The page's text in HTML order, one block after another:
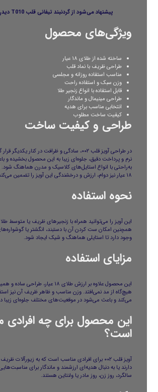
پیشنهاد می‌شود ازگردنبند تیفانی قلب T010
ویژگی‌های محصول
ساخته شده از طلای ۱۸ عیار
طراحی ظریف با نماد قلب
مناسب استفاده روزانه و مجلسی
وزن سبک و استفاده راحت
قابل استفاده با انواع زنجیر طلا
طراحی مینیمال و ماندگار
انتخابی مناسب برای هدیه
کیفیت ساخت مطلوب
طراحی و کیفیت ساخت
در طراحی آویز قلب ۰۰۲، سادگی و ظرافت در کنار
نرم و پرداخت دقیق، جلوه‌ای زیبا به این محصول بخشیده و
به‌راحتی با انواع استایل‌های کلاسیک و مدرن هماهنگ شود.
۱۸ عیار نیز دوام، ارزش و درخشندگی این آویز را تضمین می‌کند.
نحوه استفاده
این آویز را می‌توانید همراه با زنجیرهای ظریف یا متوسط طلا
همچنین امکان ست کردن آن با دستبند، انگشتر یا
وجود دارد تا استایلی هماهنگ و شیک ایجاد شود.
مزایای استفاده
این محصول علاوه بر ارزش طلای ۱۸ عیار،
هیچ‌گاه از مد نمی‌افتد. وزن مناسب و ظاهر ظریف آن نیز
می‌کند و باعث می‌شود در موقعیت‌های مختلف جلوه‌ای زیبا
این محصول برای چه
است؟
آویز قلب ۰۰۲ برای افرادی مناسب است که به زیورآلات
دارند یا به دنبال هدیه‌ای ارزشمند و ماندگار برای مناسبت‌هایی
سالگرد، روز زن، روز مادر یا ولنتاین هستند.